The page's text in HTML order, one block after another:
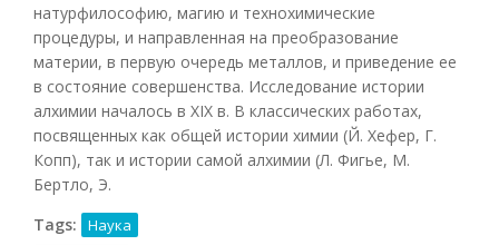
натурфилософию, магию и технохимические
процедуры, и направленная на преобразование
материи, в первую очередь металлов, и приведение ее
в состояние совершенства. Исследование истории
алхимии началось в XIX в. В классических работах,
посвященных как общей истории химии (Й. Хефер, Г.
Копп), так и истории самой алхимии (Л. Фигье, М.
Бертло, Э.
Tags:
Наука